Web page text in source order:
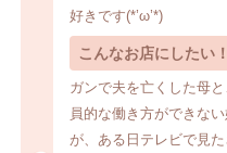
好きです(*’ω’*)
こんなお店にしたい！
ガンで夫を亡くした母
員的な働き方ができな
が、ある日テレビで見た